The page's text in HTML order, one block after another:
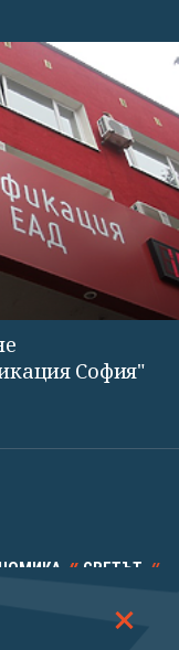
София"
СВЕТЪТ
КАЛЕЙДОСКОП